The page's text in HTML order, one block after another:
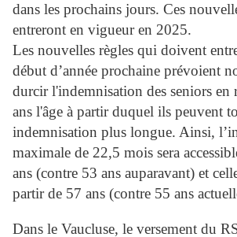
dans les prochains jours. Ces
entreront en vigueur en 2025.
Les nouvelles règles qui doivent
début d’année prochaine prévoient
durcir l'indemnisation des seniors en
ans l'âge à partir duquel ils peuvent
indemnisation plus longue. Ainsi,
maximale de 22,5 mois sera
ans (contre 53 ans auparavant) et
partir de 57 ans (contre 55 ans
Dans le Vaucluse, le versement du